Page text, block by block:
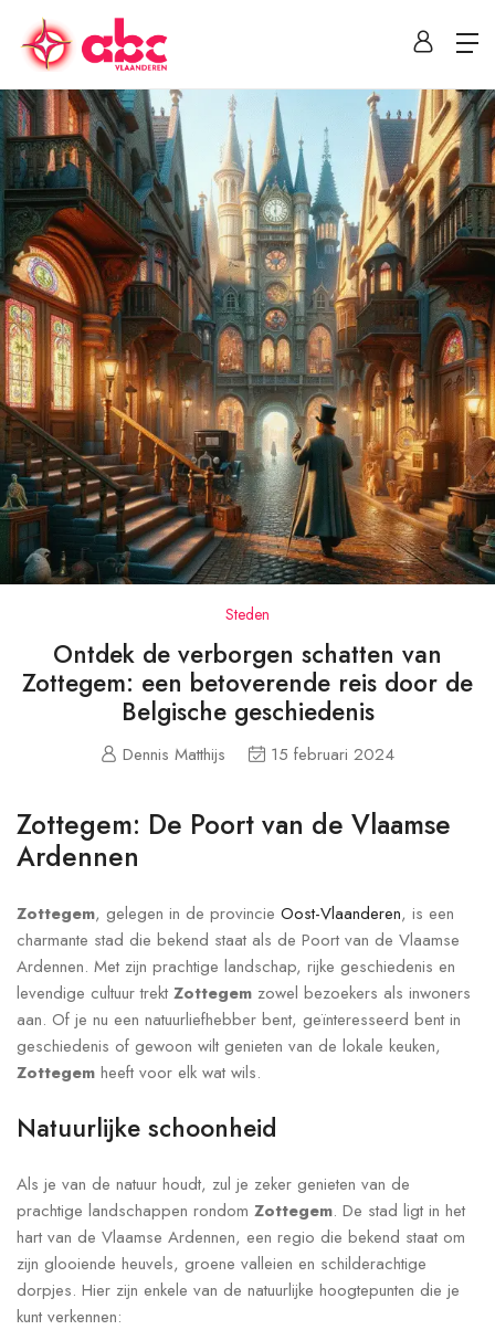
Steden
Ontdek de verborgen schatten van
Zottegem: een betoverende reis door de
Belgische geschiedenis
Dennis Matthijs 15 februari 2024
Zottegem: De Poort van de Vlaamse
Ardennen
Zottegem, gelegen in de provincie Oost-Vlaanderen, is een
charmante stad die bekend staat als de Poort van de Vlaamse
Ardennen. Met zijn prachtige landschap, rijke geschiedenis en
levendige cultuur trekt Zottegem zowel bezoekers als inwoners
aan. Of je nu een natuurliefhebber bent, geïnteresseerd bent in
geschiedenis of gewoon wilt genieten van de lokale keuken,
Zottegem heeft voor elk wat wils.
Natuurlijke schoonheid
Als je van de natuur houdt, zul je zeker genieten van de
prachtige landschappen rondom Zottegem. De stad ligt in het
hart van de Vlaamse Ardennen, een regio die bekend staat om
zijn glooiende heuvels, groene valleien en schilderachtige
dorpjes. Hier zijn enkele van de natuurlijke hoogtepunten die je
kunt verkennen: